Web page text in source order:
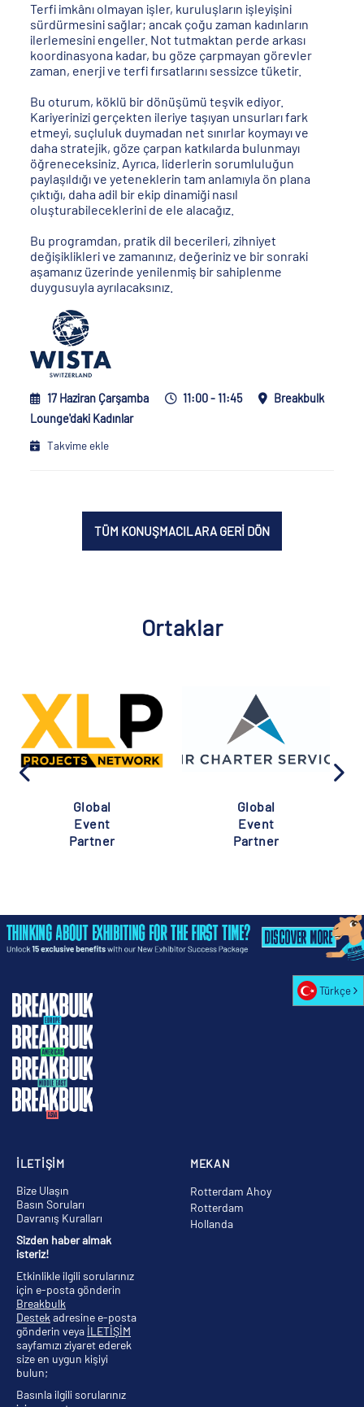
Terfi imkânı olmayan işler, kuruluşların işleyişini
sürdürmesini sağlar; ancak çoğu zaman kadınların
ilerlemesini engeller. Not tutmaktan perde arkası
koordinasyona kadar, bu göze çarpmayan görevler
zaman, enerji ve terfi fırsatlarını sessizce tüketir.
Bu oturum, köklü bir dönüşümü teşvik ediyor.
Kariyerinizi gerçekten ileriye taşıyan unsurları fark
etmeyi, suçluluk duymadan net sınırlar koymayı ve
daha stratejik, göze çarpan katkılarda bulunmayı
öğreneceksiniz. Ayrıca, liderlerin sorumluluğun
paylaşıldığı ve yeteneklerin tam anlamıyla ön plana
çıktığı, daha adil bir ekip dinamiği nasıl
oluşturabileceklerini de ele alacağız.
Bu programdan, pratik dil becerileri, zihniyet
değişiklikleri ve zamanınız, değeriniz ve bir sonraki
aşamanız üzerinde yenilenmiş bir sahiplenme
duygusuyla ayrılacaksınız.
17 Haziran Çarşamba 11:00 - 11:45
Breakbulk
Lounge'daki Kadınlar
Takvime ekle
TÜM KONUŞMACILARA GERİ DÖN
Ortaklar
Global
Event
Partner
Global
Event
Partner
MEKAN
Rotterdam Ahoy
Rotterdam
Hollanda
İLETİŞİM
Bize Ulaşın
Basın Soruları
Davranış Kuralları
Sizden haber almak
isteriz!
Etkinlikle ilgili sorularınız
için e-posta gönderin
Breakbulk
Destek adresine e-posta
gönderin veya İLETİŞİM
sayfamızı ziyaret ederek
size en uygun kişiyi
bulun;
Basınla ilgili sorularınız
Türkçe